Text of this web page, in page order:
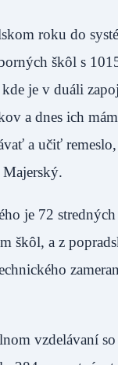
roku do
škôl s
je v duáli
a dnes ich
a učiť
je 72
škôl, a z
vzdelávaní